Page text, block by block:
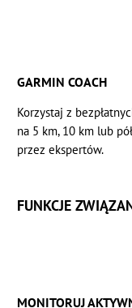
GARMIN COACH
Korzystaj z
na 5 km, 10 km lub
przez ekspertów.
FUNKCJE
MONITORUJ